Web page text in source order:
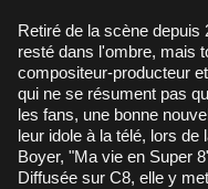
Retiré de la scène
resté dans l'ombre, mais
compositeur-producteur
qui ne se résument pas
les fans, une bonne
leur idole à la télé, lors
Boyer, "Ma vie en Super
Diffusée sur C8, elle y